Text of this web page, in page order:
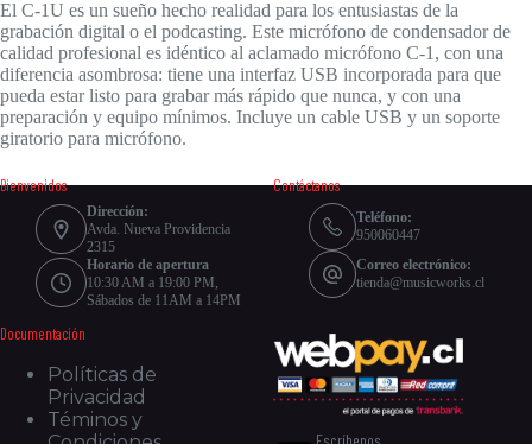
El C-1U es un sueño hecho realidad para los entusiastas de la
grabación digital o el podcasting. Este micrófono de condensador de
calidad profesional es idéntico al aclamado micrófono C-1, con una
diferencia asombrosa: tiene una interfaz USB incorporada para que
pueda estar listo para grabar más rápido que nunca, y con una
preparación y equipo mínimos. Incluye un cable USB y un soporte
giratorio para micrófono.
Bienvenidos
Dirección:
Avda. Nueva Providencia
2315
Horario de apertura
10:30 AM a 19:00 PM,
Sábados de 11AM a 14PM
Contáctanos
Teléfono:
950060447
Correo electrónico:
tienda@musicworks.cl
Documentación
Políticas de
Privacidad
Téminos y